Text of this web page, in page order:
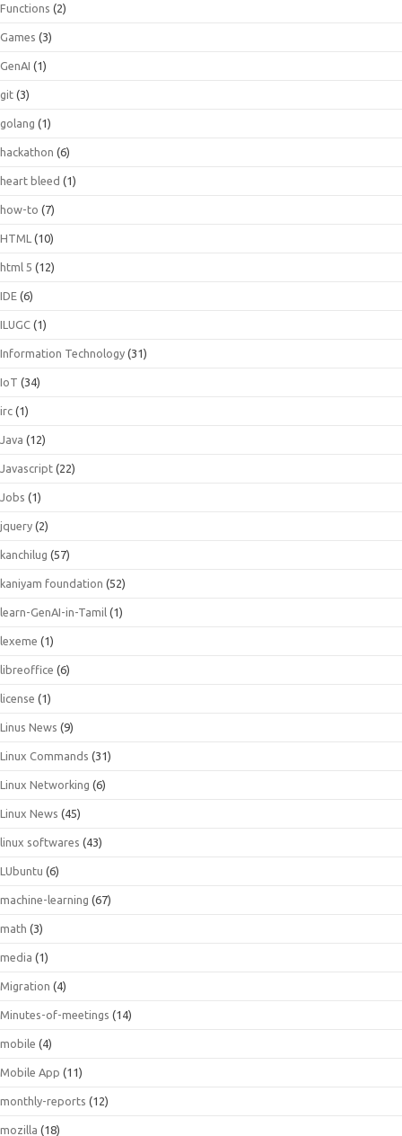
Functions (2)
Games (3)
GenAI (1)
git (3)
golang (1)
hackathon (6)
heart bleed (1)
how-to (7)
HTML (10)
html 5 (12)
IDE (6)
ILUGC (1)
Information Technology (31)
IoT (34)
irc (1)
Java (12)
Javascript (22)
Jobs (1)
jquery (2)
kanchilug (57)
kaniyam foundation (52)
learn-GenAI-in-Tamil (1)
lexeme (1)
libreoffice (6)
license (1)
Linus News (9)
Linux Commands (31)
Linux Networking (6)
Linux News (45)
linux softwares (43)
LUbuntu (6)
machine-learning (67)
math (3)
media (1)
Migration (4)
Minutes-of-meetings (14)
mobile (4)
Mobile App (11)
monthly-reports (12)
mozilla (18)